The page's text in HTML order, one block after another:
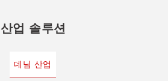
산업 솔루션
데님 산업